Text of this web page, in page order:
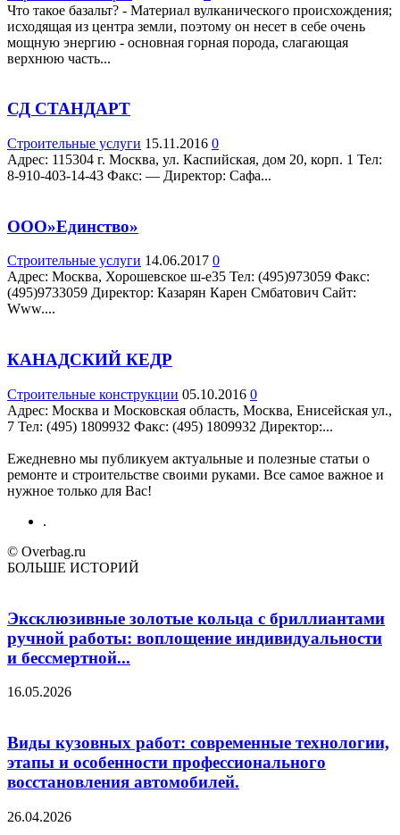
Что такое базальт? - Материал вулканического происхождения;
исходящая из центра земли, поэтому он несет в себе очень
мощную энергию - основная горная порода, слагающая
верхнюю часть...
СД СТАНДАРТ
Строительные услуги 15.11.2016 0
Адрес: 115304 г. Москва, ул. Каспийская, дом 20, корп. 1 Teл:
8-910-403-14-43 Факс: — Директор: Сафа...
ООО»Единство»
Строительные услуги 14.06.2017 0
Адрес: Москва, Хорошевское ш-е35 Teл: (495)973059 Факс:
(495)9733059 Директор: Казарян Карен Смбатович Сайт:
Www....
КАНАДСКИЙ КЕДР
Строительные конструкции 05.10.2016 0
Адрес: Москва и Московская область, Москва, Енисейская ул.,
7 Teл: (495) 1809932 Факс: (495) 1809932 Директор:...
Ежедневно мы публикуем актуальные и полезные статьи о
ремонте и строительстве своими руками. Все самое важное и
нужное только для Вас!
.
© Overbag.ru
БОЛЬШЕ ИСТОРИЙ
Эксклюзивные золотые кольца с бриллиантами
ручной работы: воплощение индивидуальности
и бессмертной...
16.05.2026
Виды кузовных работ: современные технологии,
этапы и особенности профессионального
восстановления автомобилей.
26.04.2026